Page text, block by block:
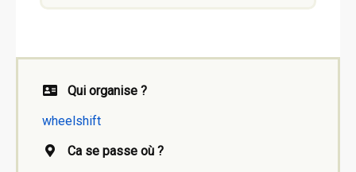
Qui organise ?
wheelshift
Ca se passe où ?